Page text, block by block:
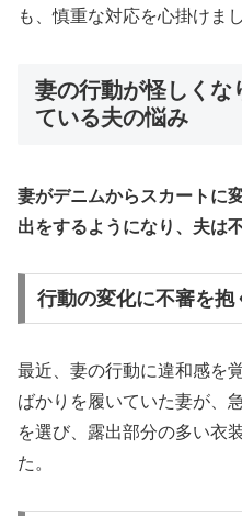
も、慎重な対応を心掛けま
妻の行動が怪しくな
ている夫の悩み
妻がデニムからスカートに
出をするようになり、夫は
行動の変化に不審を抱
最近、妻の行動に違和感を
ばかりを履いていた妻が、
を選び、露出部分の多い衣
た。